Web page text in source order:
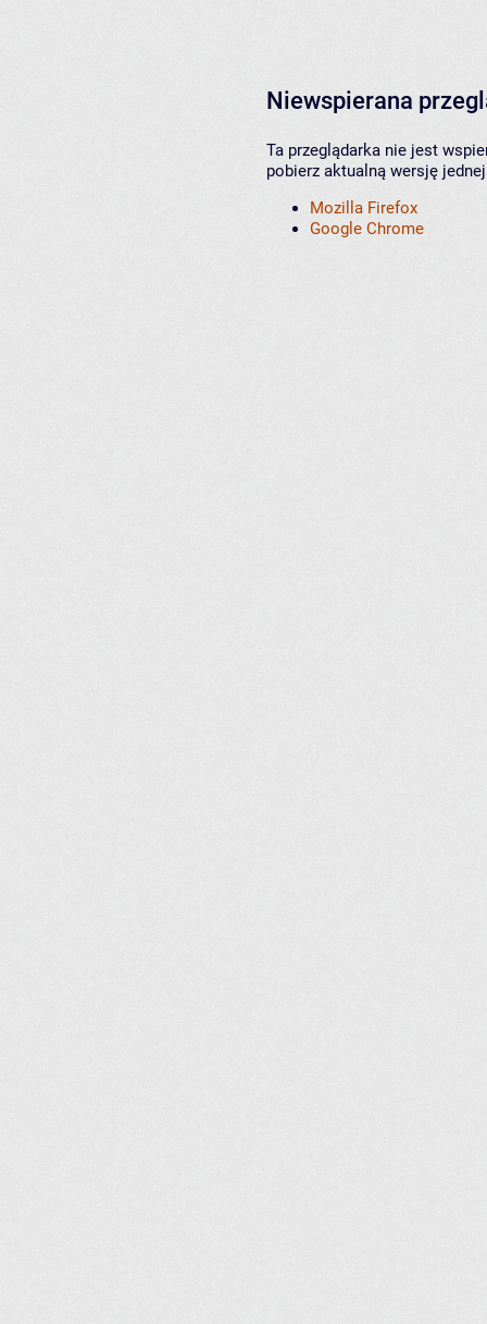
Niewspierana
Ta przeglądarka nie jest
pobierz aktualną wersję
Mozilla Firefox
Google Chrome